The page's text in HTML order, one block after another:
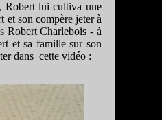
Robert lui cultiva une
et son compère jeter à
Robert Charlebois - à
et sa famille sur son
dans cette vidéo :